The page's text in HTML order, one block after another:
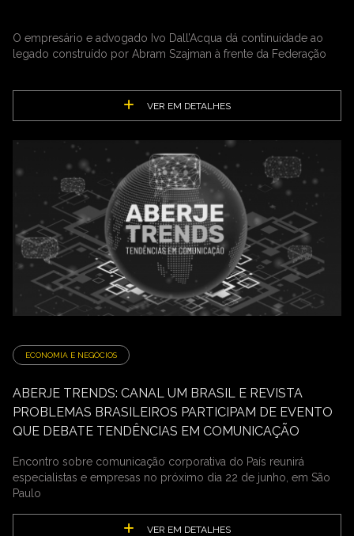
O empresário e advogado Ivo Dall’Acqua dá continuidade ao
legado construído por Abram Szajman à frente da Federação
VER EM DETALHES
ECONOMIA E NEGÓCIOS
ABERJE TRENDS: CANAL UM BRASIL E REVISTA
PROBLEMAS BRASILEIROS PARTICIPAM DE EVENTO
QUE DEBATE TENDÊNCIAS EM COMUNICAÇÃO
Encontro sobre comunicação corporativa do País reunirá
especialistas e empresas no próximo dia 22 de junho, em São
Paulo
VER EM DETALHES